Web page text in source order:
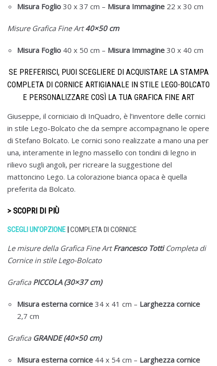
Misura Foglio 30 x 37 cm – Misura Immagine 22 x 30 cm
Misure Grafica Fine Art40×50 cm
Misura Foglio 40 x 50 cm – Misura Immagine 30 x 40 cm
SE PREFERISCI, PUOI SCEGLIERE DI ACQUISTARE LA STAMPA
COMPLETA DI CORNICE ARTIGIANALE IN STILE LEGO-BOLCATO
E PERSONALIZZARE COSÌ LA TUA GRAFICA FINE ART
Giuseppe, il corniciaio di InQuadro, è l’inventore delle cornici
in stile Lego-Bolcato che da sempre accompagnano le opere
di Stefano Bolcato. Le cornici sono realizzate a mano una per
una, interamente in legno massello con tondini di legno in
rilievo sugli angoli, per ricreare la suggestione del
mattoncino Lego. La colorazione bianca opaca è quella
preferita da Bolcato.
> SCOPRI DI PIÙ
SCEGLI UN’OPZIONE |COMPLETA DI CORNICE
Le misure della Grafica Fine ArtFrancesco TottiCompleta di
Cornice in stile Lego-Bolcato
Grafica PICCOLA (30×37 cm)
Misura esterna cornice 34 x 41 cm – Larghezza cornice
2,7 cm
GraficaGRANDE (40×50 cm)
Misura esterna cornice 44 x 54 cm – Larghezza cornice